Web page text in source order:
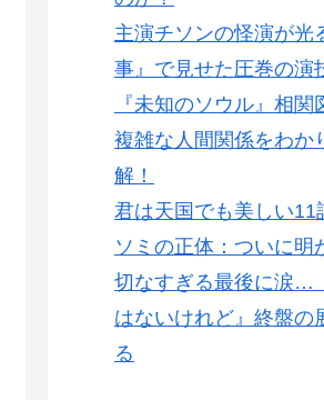
主演チソンの怪演が光
事』で見せた圧巻の演
『未知のソウル』相関
複雑な人間関係をわか
解！
君は天国でも美しい11
ソミの正体：ついに明
切なすぎる最後に涙…
はないけれど』終盤の
る